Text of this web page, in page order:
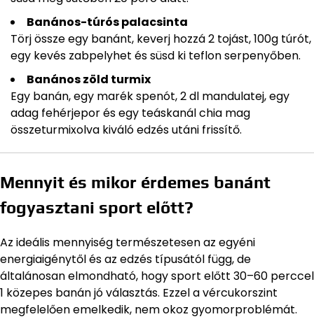
Banános-túrós palacsinta
Törj össze egy banánt, keverj hozzá 2 tojást, 100g túrót,
egy kevés zabpelyhet és süsd ki teflon serpenyőben.
Banános zöld turmix
Egy banán, egy marék spenót, 2 dl mandulatej, egy
adag fehérjepor és egy teáskanál chia mag
összeturmixolva kiváló edzés utáni frissítő.
Mennyit és mikor érdemes banánt
fogyasztani sport előtt?
Az ideális mennyiség természetesen az egyéni
energiaigénytől és az edzés típusától függ, de
általánosan elmondható, hogy sport előtt 30–60 perccel
1 közepes banán jó választás. Ezzel a vércukorszint
megfelelően emelkedik, nem okoz gyomorproblémát.